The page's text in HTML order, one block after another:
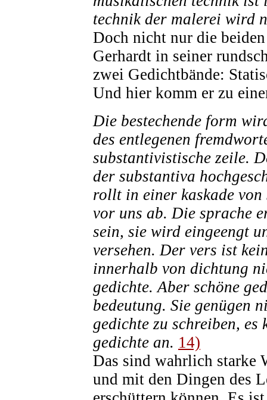
technik der malerei wird
Doch nicht nur die
Gerhardt in seiner
zwei Gedichtbände:
Und hier komm er zu
Die bestechende form
des entlegenen
substantivistische zeile.
der substantiva
rollt in einer kaskade
vor uns ab. Die sprache
sein, sie wird eingeengt
versehen. Der vers ist
innerhalb von dichtung
gedichte. Aber schöne
bedeutung. Sie genügen
gedichte zu schreiben,
gedichte an. 14)
Das sind wahrlich starke
und mit den Dingen des